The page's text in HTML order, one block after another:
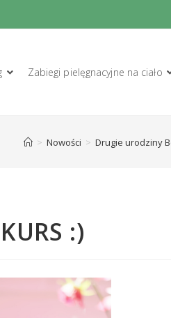
Zabiegi pielęgnacyjne na ciało
> Nowości > Drugie urodziny
:)